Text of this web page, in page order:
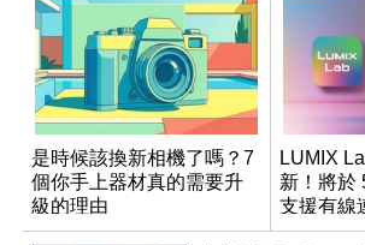
是時候該換新相機了嗎？7
個你手上器材真的需要升
級的理由
LUMIX
新！將於
支援有線
製